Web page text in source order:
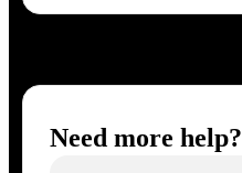
Need more help?